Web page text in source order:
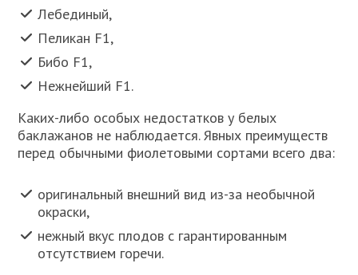
Лебединый,
Пеликан F1,
Бибо F1,
Нежнейший F1.
Каких-либо особых недостатков у белых
баклажанов не наблюдается. Явных преимуществ
перед обычными фиолетовыми сортами всего два:
оригинальный внешний вид из-за необычной
окраски,
нежный вкус плодов с гарантированным
отсутствием горечи.